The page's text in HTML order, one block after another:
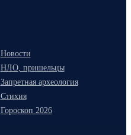
Новости
НЛО, пришельцы
Запретная археология
Стихия
Гороскоп 2026